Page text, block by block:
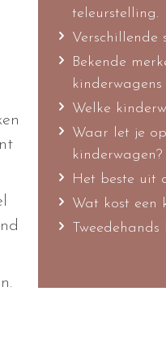
teleurstelling.
Verschillende
Bekende
kinderwagens
Welke
Waar let je
kinderwagen?
Het beste uit
Wat kost een